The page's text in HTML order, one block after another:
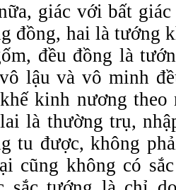
giác với bất
đồng, hai là tướng
đều đồng là
lậu và vô minh
kinh nương
là thường trụ,
tu được, không
cũng không có